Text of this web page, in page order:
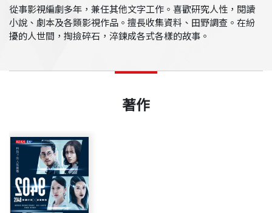
從事影視編劇多年，兼任其他文字工作。喜歡研究人性，閱讀
小說、劇本及各類影視作品。擅長收集資料、田野調查。在紛
擾的人世間，掏撿碎石，淬鍊成各式各樣的故事。
著作